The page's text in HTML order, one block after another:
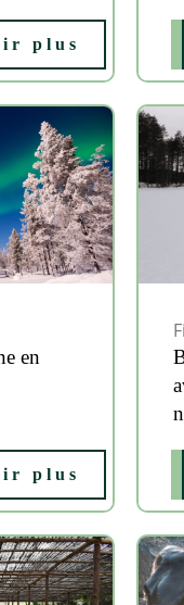
plus
en
plus